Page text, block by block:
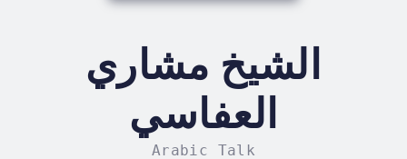
الشيخ مشاري
العفاسي
Arabic Talk